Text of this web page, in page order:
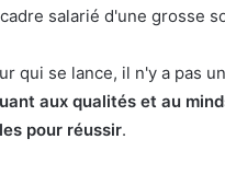
salarié d'une grosse
qui se lance, il n'y a pas
aux qualités et au
pour réussir.